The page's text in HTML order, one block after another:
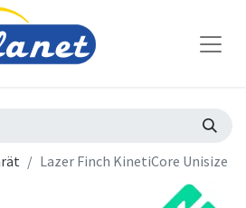
Lazer Finch KinetiCore Unisize